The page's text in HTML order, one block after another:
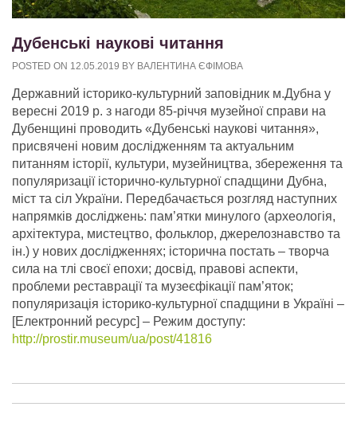
Дубенські наукові читання
POSTED ON 12.05.2019 BY ВАЛЕНТИНА ЄФІМОВА
Державний історико-культурний заповідник м.Дубна у
вересні 2019 р. з нагоди 85-річчя музейної справи на
Дубенщині проводить «Дубенські наукові читання»,
присвячені новим дослідженням та актуальним
питанням історії, культури, музейництва, збереження та
популяризації історично-культурної спадщини Дубна,
міст та сіл України. Передбачається розгляд наступних
напрямків досліджень: пам’ятки минулого (археологія,
архітектура, мистецтво, фольклор, джерелознавство та
ін.) у нових дослідженнях; історична постать – творча
сила на тлі своєї епохи; досвід, правові аспекти,
проблеми реставрації та музеєфікації пам’яток;
популяризація історико-культурної спадщини в Україні –
[Електронний ресурс] – Режим доступу:
http://prostir.museum/ua/post/41816